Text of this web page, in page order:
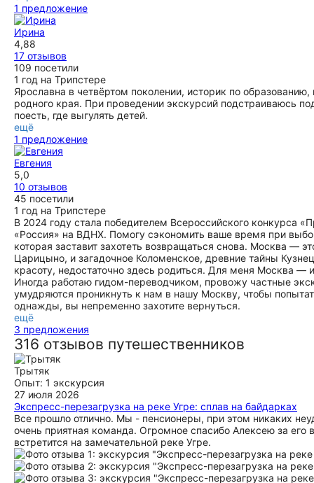
1 предложение
Ирина
4,88
17 отзывов
109 посетили
1 год на Трипстере
Ярославна в четвёртом поколении, историк по
родного края. При проведении экскурсий подстраиваюсь
поесть, где выгулять детей.
ещё
1 предложение
Евгения
5,0
10 отзывов
45 посетили
1 год на Трипстере
В 2024 году стала победителем Всероссийского
«Россия» на ВДНХ. Помогу сэкономить ваше время при
которая заставит захотеть возвращаться снова. Москва —
Царицыно, и загадочное Коломенское, древние тайны
красоту, недостаточно здесь родиться. Для меня Москва —
Иногда работаю гидом-переводчиком, провожу частные
умудряются проникнуть к нам в нашу Москву, чтобы
однажды, вы непременно захотите вернуться.
ещё
3 предложения
316 отзывов путешественников
Трытяк
Опыт: 1 экскурсия
27 июля 2026
Экспресс-перезагрузка на реке Угре: сплав на байдарках
Все прошло отлично. Мы - пенсионеры, при этом никаких
очень приятная команда. Огромное спасибо Алексею за
встретится на замечательной реке Угре.